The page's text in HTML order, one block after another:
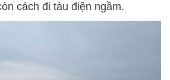
cách đi tàu điện ngầm.